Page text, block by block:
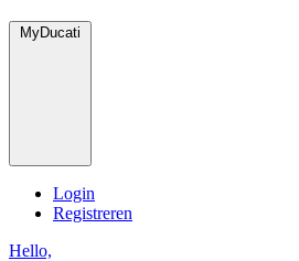
MyDucati
Login
Registreren
Hello,